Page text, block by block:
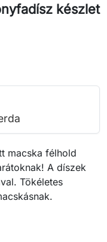
készlet
macska félhold
A díszek
Tökéletes